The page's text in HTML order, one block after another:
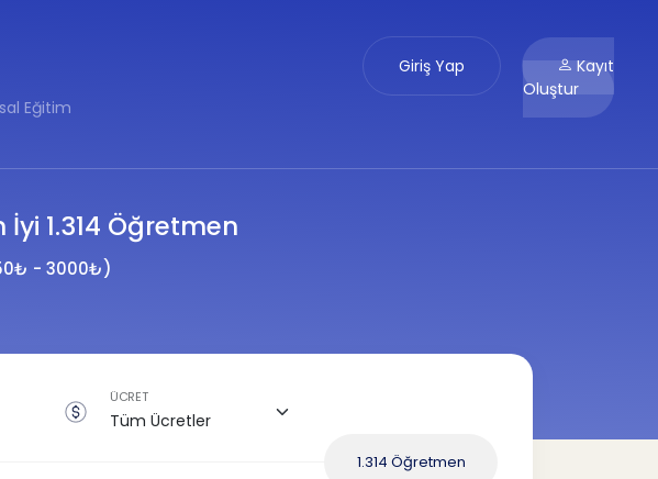
Eğitim
Giriş Yap
Kayıt
Oluştur
1.314 Öğretmen
- 3000₺)
ÜCRET
1.314 Öğretmen